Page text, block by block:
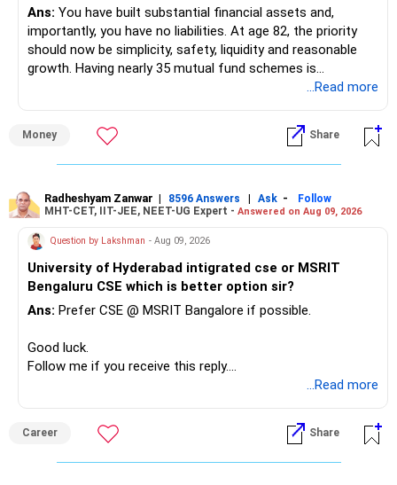
Ans: You have built substantial financial assets and,
importantly, you have no liabilities. At age 82, the priority
should now be simplicity, safety, liquidity and reasonable
growth. Having nearly 35 mutual fund schemes is
» First Priority
– Reduce the MF portfolio substantially.
– Avoid keeping funds only because they performed well
recently.
– Keep a smaller number of diversified funds.
– Keep sufficient money in safer assets for your regular
needs.
At your age, chasing maximum returns is not necessary.
» Manufacturing Funds
– Axis Manufacturing
– Canara Robeco Manufacturing
– Invesco Manufacturing
...Read more
Money Share
Radheshyam Zanwar | 8596 Answers | Ask -
Follow
MHT-CET, IIT-JEE, NEET-UG Expert - Answered on Aug 09, 2026
Question by Lakshman - Aug 09, 2026
University of Hyderabad intigrated cse or MSRIT
Bengaluru CSE which is better option sir?
Ans: Prefer CSE @ MSRIT Bangalore if possible.
Good luck.
Follow me if you receive this reply.
...Read more
Career Share